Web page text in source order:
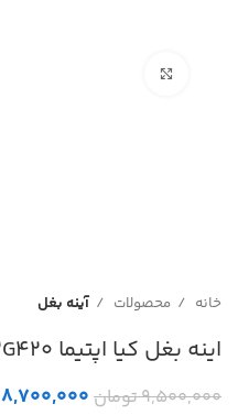
خانه محصولات آینه بغل
اینه بغل کیا اپتیما 876202G420
9,500,000تومان 8,700,000